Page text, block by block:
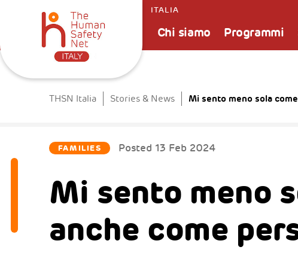
ITALIA
Chi siamo Programmi
THSN Italia Stories & News Mi sento meno sola
FAMILIES Posted 13 Feb 2024
Mi sento meno
anche come